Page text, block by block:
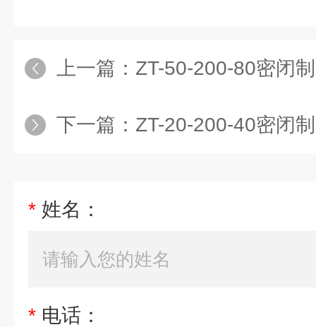
上一篇： ZT-50-200-80密闭
下一篇： ZT-20-200-40密闭制冷加热
* 姓名：
* 电话：